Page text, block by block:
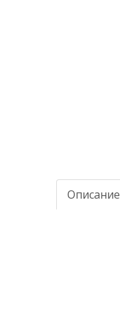
Описание